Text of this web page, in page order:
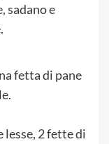
sadano e
fetta di pane
lesse, 2 fette di